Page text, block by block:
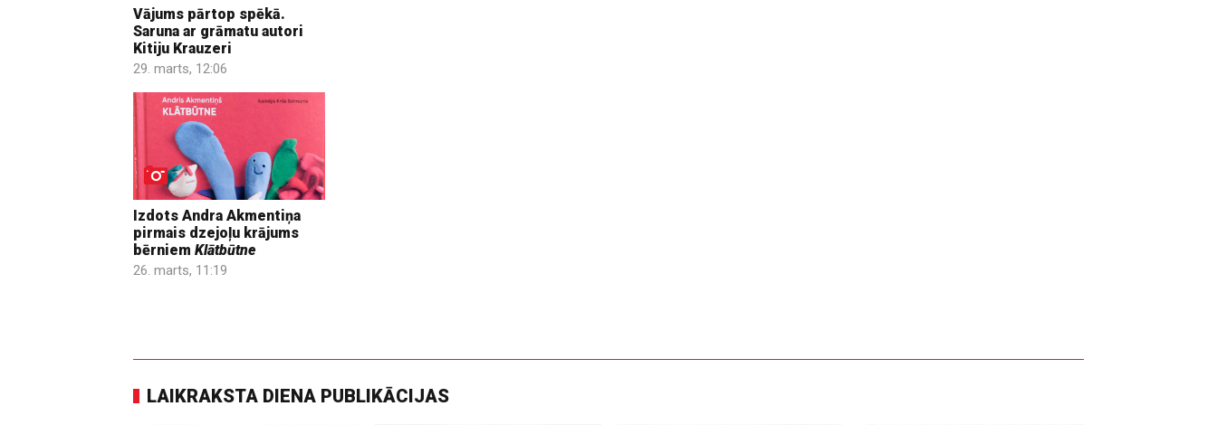
Vājums pārtop spēkā.
Saruna ar grāmatu autori
Kitiju Krauzeri
29. marts, 12:06
Izdots Andra Akmentiņa
pirmais dzejoļu krājums
bērniem Klātbūtne
26. marts, 11:19
LAIKRAKSTA DIENA PUBLIKĀCIJAS